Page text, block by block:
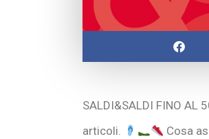
SALDI&SALDI FINO AL
articoli.
Cosa